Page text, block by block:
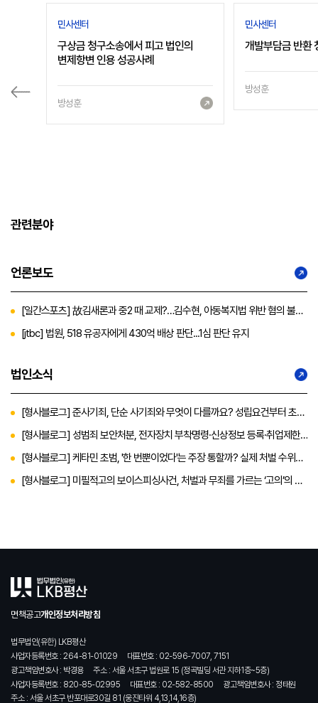
민사센터
구상금 청구소송에서 피고 법인의
변제항변 인용 성공사례
방성훈
민사센터
개발부담금 반환
방성훈
관련분야
언론보도
[일간스포츠] 故김새론과 중2 때 교제?…김수현, 아동복지법 위반 혐의 불송
치 “유의미한 판단”
[jtbc] 법원, 518 유공자에게 430억 배상 판단...1심 판단 유지
법인소식
[형사블로그] 준사기죄, 단순 사기죄와 무엇이 다를까요? 성립요건부터 초기
대응에 대한 내용까지
[형사블로그] 성범죄 보안처분, 전자장치 부착명령·신상정보 등록·취업제한
까지 총정리
[형사블로그] 케타민 초범, '한 번뿐이었다'는 주장 통할까? 실제 처벌 수위와
대응 전략
[형사블로그] 미필적고의 보이스피싱사건, 처벌과 무죄를 가르는 ‘고의’의 판
면책공고개인정보처리방침
법무법인(유한) LKB평산
사업자등록번호 : 264-81-01029
대표번호 : 02-596-7007, 7151
광고책임변호사 : 박경용
주소 : 서울 서초구 법원로 15 (정곡빌딩 서관 지하1층~5층)
사업자등록번호 : 820-85-02995
대표번호 : 02-582-8500
광고책임변호사 : 정태원
주소 : 서울 서초구 반포대로30길 81 (웅진타워 4,13,14,16층)